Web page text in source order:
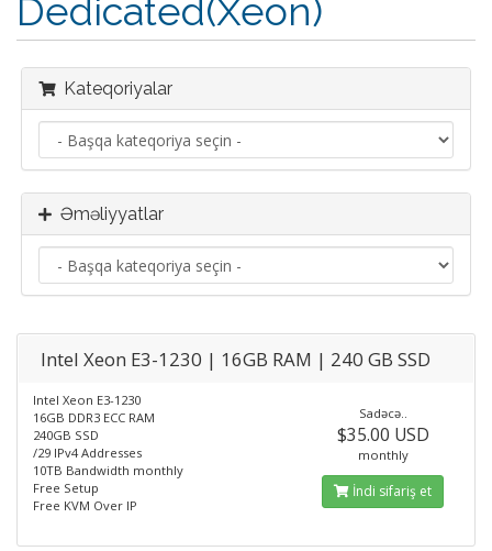
Dedicated(Xeon)
Kateqoriyalar
Əməliyyatlar
Intel Xeon E3-1230 | 16GB RAM | 240 GB SSD
Intel Xeon E3-1230
16GB DDR3 ECC RAM
240GB SSD
/29 IPv4 Addresses
10TB Bandwidth monthly
Free Setup
Free KVM Over IP
Sadəcə..
$35.00 USD
monthly
İndi sifariş et